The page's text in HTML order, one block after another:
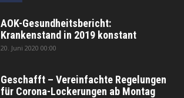
AOK-Gesundheitsbericht:
Krankenstand in 2019 konstant
20. Juni 2020 00:00
Geschafft – Vereinfachte Regelungen
für Corona-Lockerungen ab Montag